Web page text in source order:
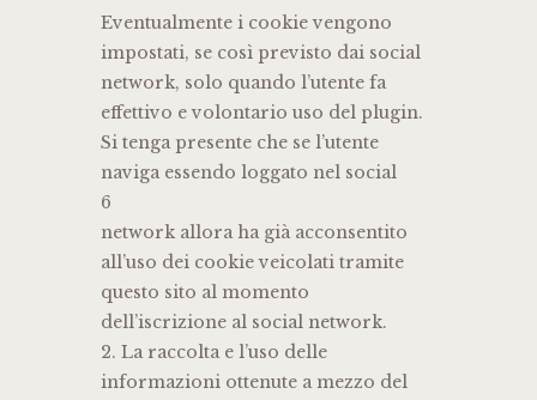
Eventualmente i cookie vengono
impostati, se così previsto dai social
network, solo quando l’utente fa
effettivo e volontario uso del plugin.
Si tenga presente che se l’utente
naviga essendo loggato nel social
6
network allora ha già acconsentito
all’uso dei cookie veicolati tramite
questo sito al momento
dell’iscrizione al social network.
2. La raccolta e l’uso delle
informazioni ottenute a mezzo del